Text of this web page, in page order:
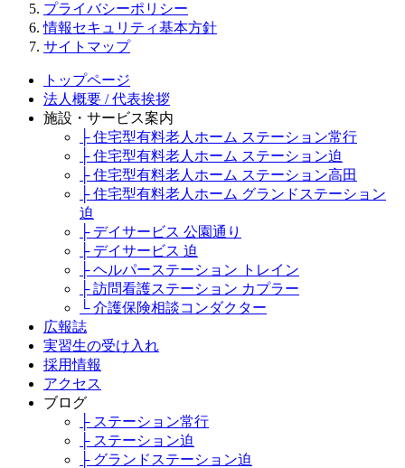
プライバシーポリシー
情報セキュリティ基本方針
サイトマップ
トップページ
法人概要 / 代表挨拶
施設・サービス案内
├ 住宅型有料老人ホーム ステーション常行
├ 住宅型有料老人ホーム ステーション迫
├ 住宅型有料老人ホーム ステーション高田
├ 住宅型有料老人ホーム グランドステーション
迫
├ デイサービス 公園通り
├ デイサービス 迫
├ ヘルパーステーション トレイン
├ 訪問看護ステーション カプラー
└ 介護保険相談コンダクター
広報誌
実習生の受け入れ
採用情報
アクセス
ブログ
├ ステーション常行
├ ステーション迫
├ グランドステーション迫